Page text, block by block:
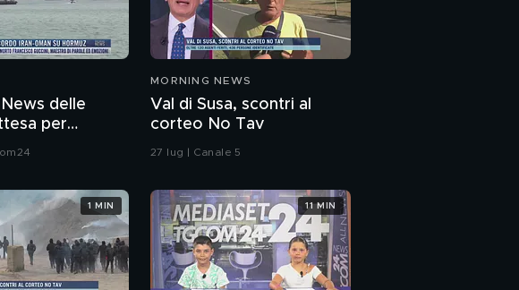
delle
per
Oman su
MORNING NEWS
Val di Susa, scontri al
corteo No Tav
27 lug | Canale 5
1 MIN 11 MIN